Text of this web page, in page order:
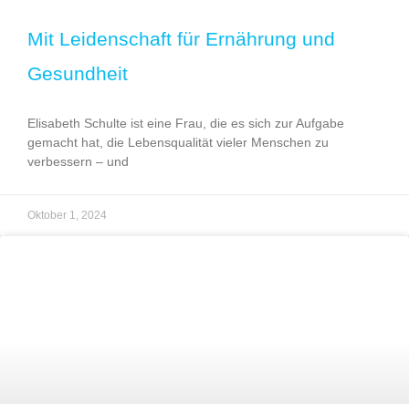
Mit Leidenschaft für Ernährung und
Gesundheit
Elisabeth Schulte ist eine Frau, die es sich zur Aufgabe
gemacht hat, die Lebensqualität vieler Menschen zu
verbessern – und
Oktober 1, 2024